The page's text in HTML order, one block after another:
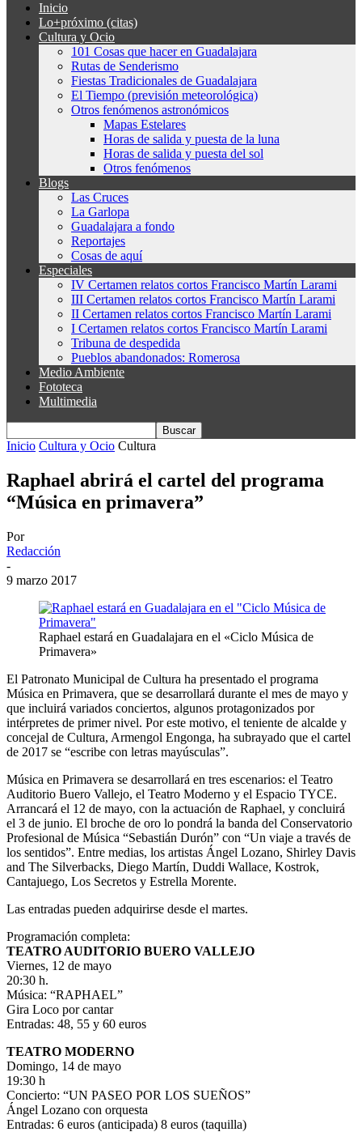
Inicio
Lo+próximo (citas)
Cultura y Ocio
101 Cosas que hacer en Guadalajara
Rutas de Senderismo
Fiestas Tradicionales de Guadalajara
El Tiempo (previsión meteorológica)
Otros fenómenos astronómicos
Mapas Estelares
Horas de salida y puesta de la luna
Horas de salida y puesta del sol
Otros fenómenos
Blogs
Las Cruces
La Garlopa
Guadalajara a fondo
Reportajes
Cosas de aquí
Especiales
IV Certamen relatos cortos Francisco Martín Larami
III Certamen relatos cortos Francisco Martín Larami
II Certamen relatos cortos Francisco Martín Larami
I Certamen relatos cortos Francisco Martín Larami
Tribuna de despedida
Pueblos abandonados: Romerosa
Medio Ambiente
Fototeca
Multimedia
Inicio Cultura y Ocio Cultura
Raphael abrirá el cartel del programa
“Música en primavera”
Por
Redacción
-
9 marzo 2017
Raphael estará en Guadalajara en el «Ciclo Música de
Primavera»
El Patronato Municipal de Cultura ha presentado el programa
Música en Primavera, que se desarrollará durante el mes de mayo y
que incluirá variados conciertos, algunos protagonizados por
intérpretes de primer nivel. Por este motivo, el teniente de alcalde y
concejal de Cultura, Armengol Engonga, ha subrayado que el cartel
de 2017 se “escribe con letras mayúsculas”.
Música en Primavera se desarrollará en tres escenarios: el Teatro
Auditorio Buero Vallejo, el Teatro Moderno y el Espacio TYCE.
Arrancará el 12 de mayo, con la actuación de Raphael, y concluirá
el 3 de junio. El broche de oro lo pondrá la banda del Conservatorio
Profesional de Música “Sebastián Durón” con “Un viaje a través de
los sentidos”. Entre medias, los artistas Ángel Lozano, Shirley Davis
and The Silverbacks, Diego Martín, Duddi Wallace, Kostrok,
Cantajuego, Los Secretos y Estrella Morente.
Las entradas pueden adquirirse desde el martes.
Programación completa:
TEATRO AUDITORIO BUERO VALLEJO
Viernes, 12 de mayo
20:30 h.
Música: “RAPHAEL”
Gira Loco por cantar
Entradas: 48, 55 y 60 euros
TEATRO MODERNO
Domingo, 14 de mayo
19:30 h
Concierto: “UN PASEO POR LOS SUEÑOS”
Ángel Lozano con orquesta
Entradas: 6 euros (anticipada) 8 euros (taquilla)